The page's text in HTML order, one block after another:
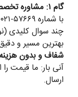
گام ۱: مشاوره تخصصی و استعلام قیمت (۵ دقیقه)
چند سوال کلیدی
بهترین مسیر و
شفاف و بدون
آنی بار: ما قیمت را
ارسال.